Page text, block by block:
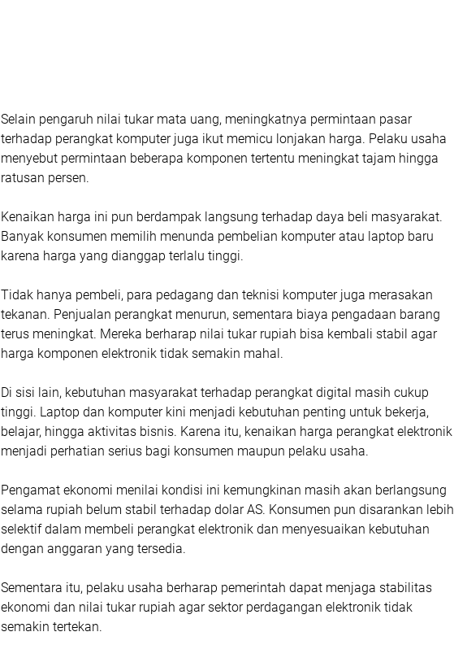
Selain pengaruh nilai tukar mata uang, meningkatnya permintaan pasar
terhadap perangkat komputer juga ikut memicu lonjakan harga. Pelaku usaha
menyebut permintaan beberapa komponen tertentu meningkat tajam hingga
ratusan persen.
Kenaikan harga ini pun berdampak langsung terhadap daya beli masyarakat.
Banyak konsumen memilih menunda pembelian komputer atau laptop baru
karena harga yang dianggap terlalu tinggi.
Tidak hanya pembeli, para pedagang dan teknisi komputer juga merasakan
tekanan. Penjualan perangkat menurun, sementara biaya pengadaan barang
terus meningkat. Mereka berharap nilai tukar rupiah bisa kembali stabil agar
harga komponen elektronik tidak semakin mahal.
Di sisi lain, kebutuhan masyarakat terhadap perangkat digital masih cukup
tinggi. Laptop dan komputer kini menjadi kebutuhan penting untuk bekerja,
belajar, hingga aktivitas bisnis. Karena itu, kenaikan harga perangkat elektronik
menjadi perhatian serius bagi konsumen maupun pelaku usaha.
Pengamat ekonomi menilai kondisi ini kemungkinan masih akan berlangsung
selama rupiah belum stabil terhadap dolar AS. Konsumen pun disarankan lebih
selektif dalam membeli perangkat elektronik dan menyesuaikan kebutuhan
dengan anggaran yang tersedia.
Sementara itu, pelaku usaha berharap pemerintah dapat menjaga stabilitas
ekonomi dan nilai tukar rupiah agar sektor perdagangan elektronik tidak
semakin tertekan.